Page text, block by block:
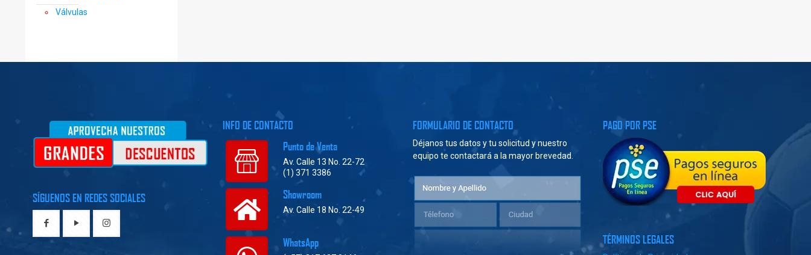
Válvulas
SÍGUENOS EN REDES SOCIALES
INFO DE CONTACTO
Punto de Venta
Av. Calle 13 No. 22-72
(1) 371 3386
Showroom
Av. Calle 18 No. 22-49
WhatsApp
FORMULARIO DE CONTACTO
Déjanos tus datos y tu solicitud y nuestro
equipo te contactará a la mayor brevedad.
PAGO POR PSE
TÉRMINOS LEGALES